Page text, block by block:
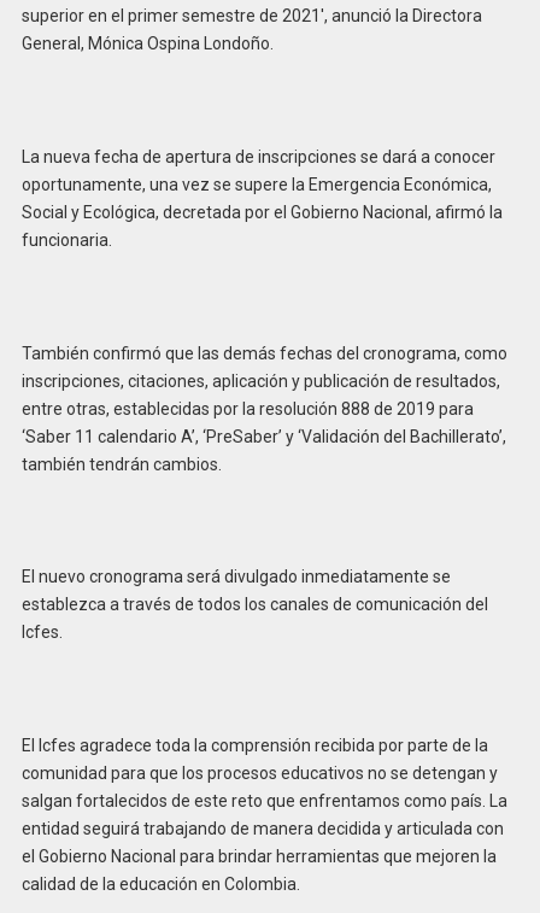
superior en el primer semestre de 2021', anunció la Directora
General, Mónica Ospina Londoño.
La nueva fecha de apertura de inscripciones se dará a conocer
oportunamente, una vez se supere la Emergencia Económica,
Social y Ecológica, decretada por el Gobierno Nacional, afirmó la
funcionaria.
También confirmó que las demás fechas del cronograma, como
inscripciones, citaciones, aplicación y publicación de resultados,
entre otras, establecidas por la resolución 888 de 2019 para
‘Saber 11 calendario A’, ‘PreSaber’ y ‘Validación del Bachillerato’,
también tendrán cambios.
El nuevo cronograma será divulgado inmediatamente se
establezca a través de todos los canales de comunicación del
Icfes.
El Icfes agradece toda la comprensión recibida por parte de la
comunidad para que los procesos educativos no se detengan y
salgan fortalecidos de este reto que enfrentamos como país. La
entidad seguirá trabajando de manera decidida y articulada con
el Gobierno Nacional para brindar herramientas que mejoren la
calidad de la educación en Colombia.